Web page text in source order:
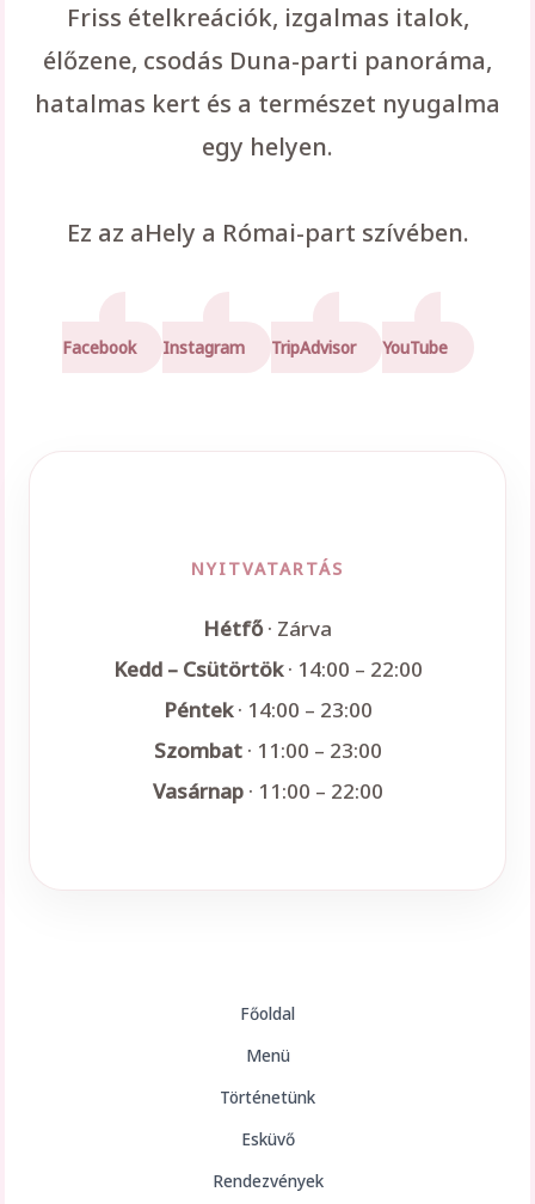
Friss ételkreációk, izgalmas italok,
élőzene, csodás Duna-parti panoráma,
hatalmas kert és a természet nyugalma
egy helyen.
Ez az aHely a Római-part szívében.
Facebook Instagram TripAdvisor YouTube
NYITVATARTÁS
Hétfő· Zárva
Kedd – Csütörtök· 14:00 – 22:00
Péntek· 14:00 – 23:00
Szombat· 11:00 – 23:00
Vasárnap· 11:00 – 22:00
Főoldal
Menü
Történetünk
Esküvő
Rendezvények